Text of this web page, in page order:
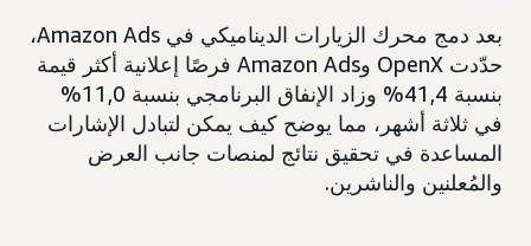
بعد دمج محرك الزيارات الديناميكي في Amazon Ads،
حدّدت OpenX وAmazon Ads فرصًا إعلانية أكثر قيمة
بنسبة 41,4% وزاد الإنفاق البرنامجي بنسبة 11,0%
في ثلاثة أشهر، مما يوضح كيف يمكن لتبادل الإشارات
المساعدة في تحقيق نتائج لمنصات جانب العرض
والمُعلنين والناشرين.